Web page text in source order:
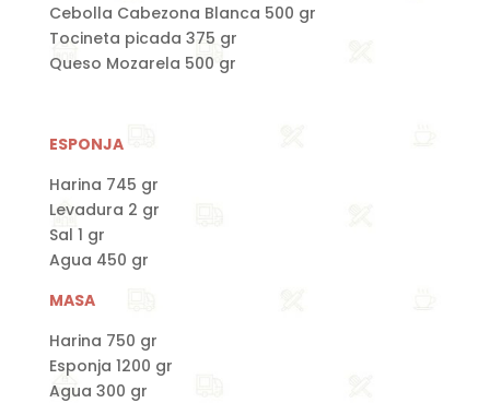
Cebolla Cabezona Blanca 500 gr
Tocineta picada 375 gr
Queso Mozarela 500 gr
ESPONJA
Harina 745 gr
Levadura 2 gr
Sal 1 gr
Agua 450 gr
MASA
Harina 750 gr
Esponja 1200 gr
Agua 300 gr